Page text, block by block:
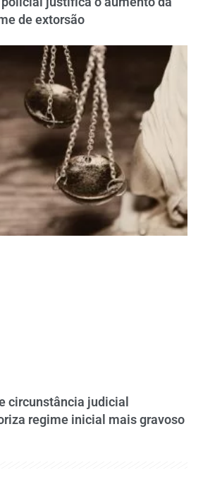
de extorsão
circunstância judicial
regime inicial mais gravoso